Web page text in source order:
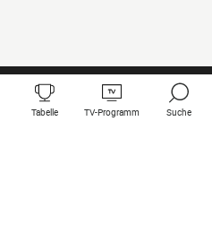
Tabelle TV-Programm Suche